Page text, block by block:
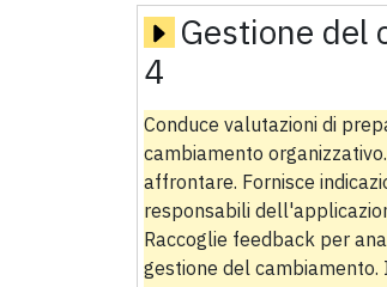
Gestione del
4
Conduce valutazioni di
cambiamento
affrontare. Fornisce
responsabili
Raccoglie feedback per
gestione del